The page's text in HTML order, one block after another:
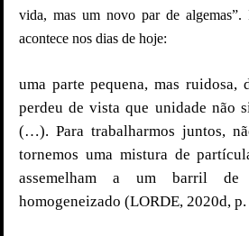
vida, mas um novo par de algemas”.
acontece nos dias de hoje:
uma parte pequena, mas ruidosa,
perdeu de vista que unidade não
(…). Para trabalharmos juntos,
tornemos uma mistura de
assemelham a um barril de
homogeneizado (LORDE, 2020d,